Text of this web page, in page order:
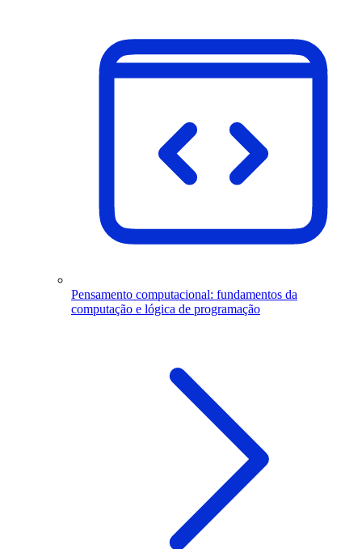
Pensamento computacional: fundamentos da
computação e lógica de programação